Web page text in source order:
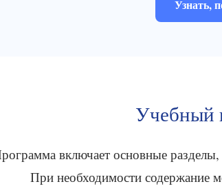
Узнать,
Учебный
включает основные
При необходимости содержание